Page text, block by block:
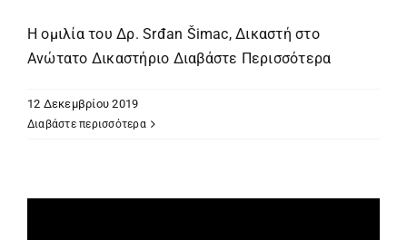
Η ομιλία του Δρ. Srđan Šimac, Δικαστή στο
Ανώτατο Δικαστήριο Διαβάστε Περισσότερα
12 Δεκεμβρίου 2019
Διαβάστε περισσότερα